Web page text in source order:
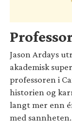
Jason Ardays
akademisk
professoren i
historien og
langt mer enn
med sannheten.